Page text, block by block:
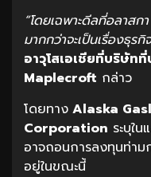
“โดยเฉพาะดีลที่อลาสก
มากกว่าจะเป็นเรื่องธุรกิ
อาวุโสเอเชียที่บริษัท
Maplecroft กล่าว
โดยทาง Alaska
Corporation ระบุใ
อาจถอนการลงทุนท่าม
อยู่ในขณะนี้